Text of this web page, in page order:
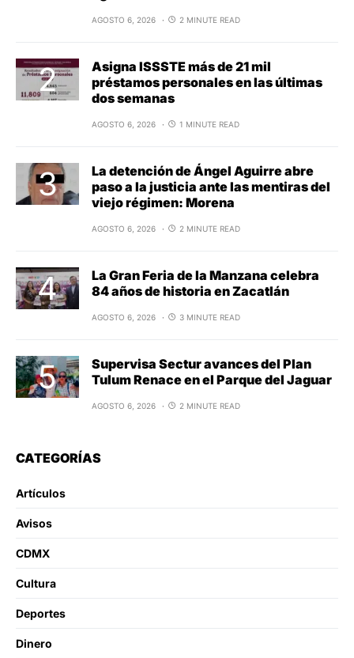
AGOSTO 6, 2026 2 MINUTE READ
Asigna ISSSTE más de 21 mil
préstamos personales en las últimas
dos semanas
AGOSTO 6, 2026 1 MINUTE READ
La detención de Ángel Aguirre abre
paso a la justicia ante las mentiras del
viejo régimen: Morena
AGOSTO 6, 2026 2 MINUTE READ
La Gran Feria de la Manzana celebra
84 años de historia en Zacatlán
AGOSTO 6, 2026 3 MINUTE READ
Supervisa Sectur avances del Plan
Tulum Renace en el Parque del Jaguar
AGOSTO 6, 2026 2 MINUTE READ
CATEGORÍAS
Artículos
Avisos
CDMX
Cultura
Deportes
Dinero